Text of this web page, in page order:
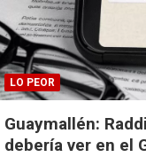
LO PEOR
Guaymallén:
debería ver en el